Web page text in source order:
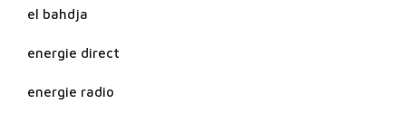
el bahdja
energie direct
energie radio